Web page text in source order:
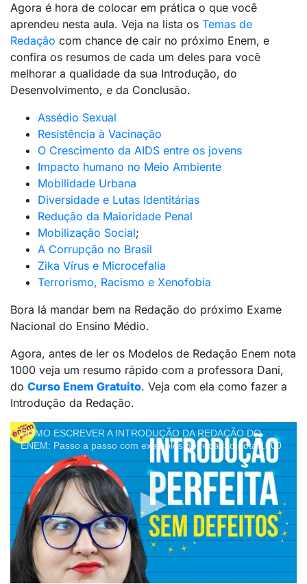
Agora é hora de colocar em prática o que você
aprendeu nesta aula. Veja na lista os Temas de
Redação com chance de cair no próximo Enem, e
confira os resumos de cada um deles para você
melhorar a qualidade da sua Introdução, do
Desenvolvimento, e da Conclusão.
Assédio Sexual
Resistência à Vacinação
O Crescimento da AIDS entre os jovens
Impacto humano no Meio Ambiente
Mobilidade Urbana
Diversidade e Lutas Identitárias
Redução da Maioridade Penal
Mobilização Social;
A Corrupção no Brasil
Zika Vírus e Microcefalia
Terrorismo, Racismo e Xenofobia
Bora lá mandar bem na Redação do próximo Exame
Nacional do Ensino Médio.
Agora, antes de ler os Modelos de Redação Enem nota
1000 veja um resumo rápido com a professora Dani,
do Curso Enem Gratuito. Veja com ela como fazer a
Introdução da Redação.
COMO ESCREVER A INTRODUÇÃO DA REDAÇÃO DO
ENEM: Passo a passo com exemplos de redação nota 1000